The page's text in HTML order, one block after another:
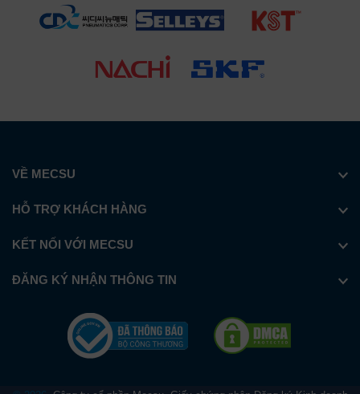
VỀ MECSU
HỖ TRỢ KHÁCH HÀNG
KẾT NỐI VỚI MECSU
ĐĂNG KÝ NHẬN THÔNG TIN